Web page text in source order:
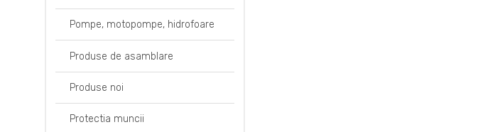
Pompe, motopompe, hidrofoare
Produse de asamblare
Produse noi
Protectia muncii